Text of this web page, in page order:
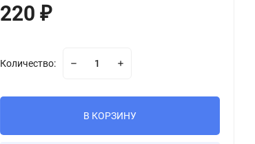
220₽
Количество:
В КОРЗИНУ